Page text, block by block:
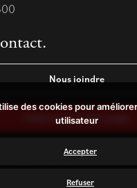
Nous joindre
Parlez-nous de votre projet
des cookies pour
utilisateur
Accepter
Refuser